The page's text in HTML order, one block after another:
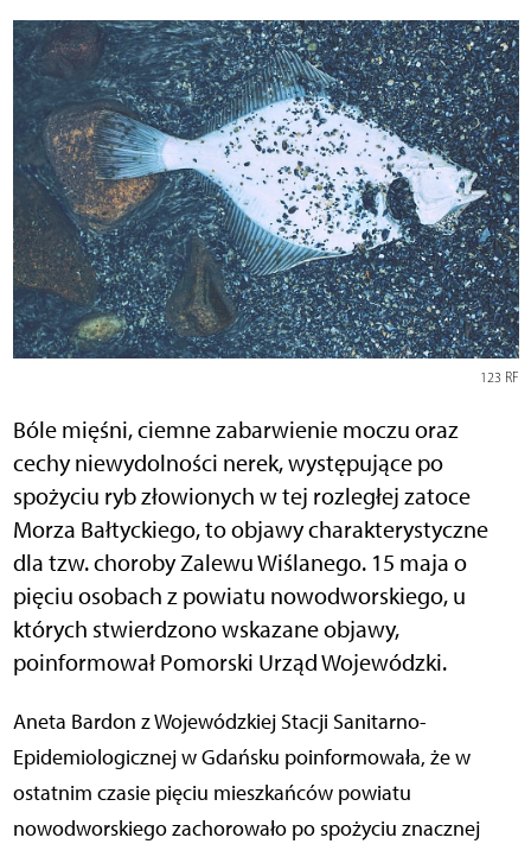
123 RF
Bóle mięśni, ciemne zabarwienie moczu oraz
cechy niewydolności nerek, występujące po
spożyciu ryb złowionych w tej rozległej zatoce
Morza Bałtyckiego, to objawy charakterystyczne
dla tzw. choroby Zalewu Wiślanego. 15 maja o
pięciu osobach z powiatu nowodworskiego, u
których stwierdzono wskazane objawy,
poinformował Pomorski Urząd Wojewódzki.
Aneta Bardon z Wojewódzkiej Stacji Sanitarno-
Epidemiologicznej w Gdańsku poinformowała, że w
ostatnim czasie pięciu mieszkańców powiatu
nowodworskiego zachorowało po spożyciu znacznej